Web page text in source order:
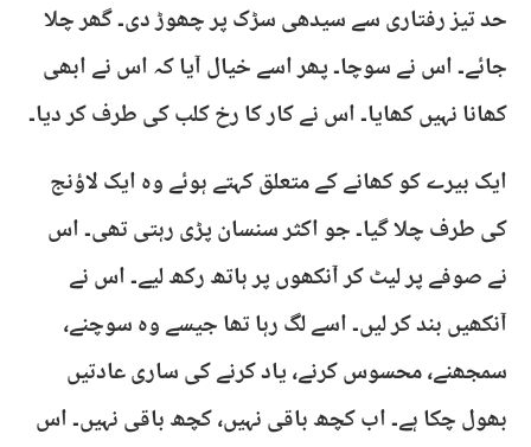
حد تیز رفتاری سے سیدھی سڑک پر چھوڑ دی۔ گھر چلا
جائے۔ اس نے سوچا۔ پھر اسے خیال آیا کہ اس نے ابھی
کھانا نہیں کھایا۔ اس نے کار کا رخ کلب کی طرف کر دیا۔
ایک بیرے کو کھانے کے متعلق کہتے ہوئے وہ ایک لاؤنج
کی طرف چلا گیا۔ جو اکثر سنسان پڑی رہتی تھی۔ اس
نے صوفے پر لیٹ کر آنکھوں پر ہاتھ رکھ لیے۔ اس نے
آنکھیں بند کر لیں۔ اسے لگ رہا تھا جیسے وہ سوچنے،
سمجھنے، محسوس کرنے، یاد کرنے کی ساری عادتیں
بھول چکا ہے۔ اب کچھ باقی نہیں، کچھ باقی نہیں۔ اس